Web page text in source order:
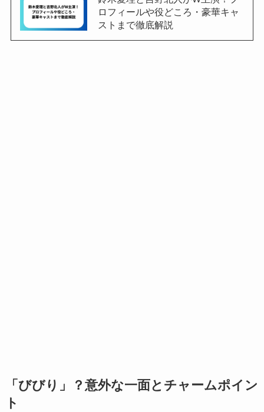
ロフィールや役どころ・豪華キャ
ストまで徹底解説
「びびり」？意外な一面とチャームポイン
ト